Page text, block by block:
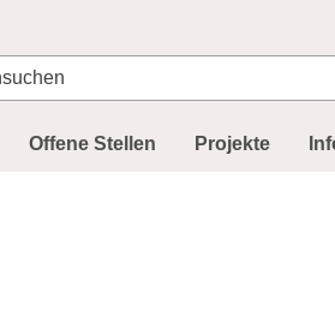
Offene Stellen Projekte